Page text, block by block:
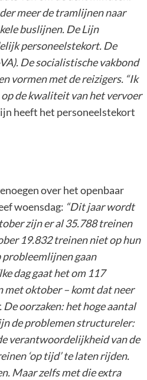
meer de tramlijnen naar
buslijnen. De Lijn
personeelstekort. De
De socialistische vakbond
vormen met de reizigers. “Ik
op de kwaliteit van het vervoer
heeft het personeelstekort
over het openbaar
woensdag: “Dit jaar wordt
zijn er al 35.788 treinen
19.832 treinen niet op hun
probleemlijnen gaan
dag gaat het om 117
met oktober – komt dat neer
oorzaken: het hoge aantal
de problemen structureler:
verantwoordelijkheid van de
‘op tijd’ te laten rijden.
Maar zelfs met die extra